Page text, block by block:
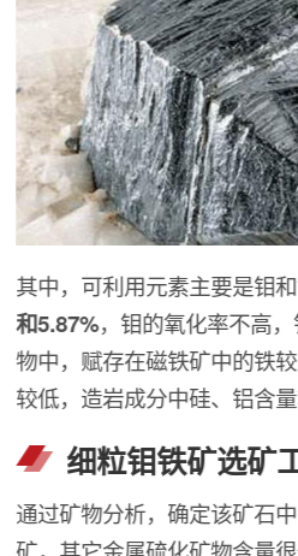
其中，可利用元素主要是钼
和5.87%，钼的氧化率不高
物中，赋存在磁铁矿中的铁
较低，造岩成分中硅、铝含量
细粒钼铁矿选矿
通过矿物分析，确定该矿石